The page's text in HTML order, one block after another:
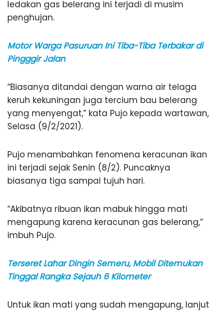
ledakan gas belerang ini terjadi di musim
penghujan.
Motor Warga Pasuruan Ini Tiba-Tiba Terbakar di
Pingggir Jalan
“Biasanya ditandai dengan warna air telaga
keruh kekuningan juga tercium bau belerang
yang menyengat,” kata Pujo kepada wartawan,
Selasa (9/2/2021).
Pujo menambahkan fenomena keracunan ikan
ini terjadi sejak Senin (8/2). Puncaknya
biasanya tiga sampai tujuh hari.
“Akibatnya ribuan ikan mabuk hingga mati
mengapung karena keracunan gas belerang,”
imbuh Pujo.
Terseret Lahar Dingin Semeru, Mobil Ditemukan
Tinggal Rangka Sejauh 6 Kilometer
Untuk ikan mati yang sudah mengapung, lanjut